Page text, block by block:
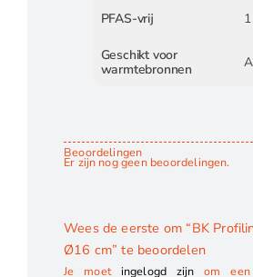
PFAS-vrij 1
Geschikt voor
warmtebronnen
Beoordelingen
Er zijn nog geen beoordelingen.
Wees de eerste om “BK
Ø16 cm” te beoordelen
Je moet ingelogd zijn om